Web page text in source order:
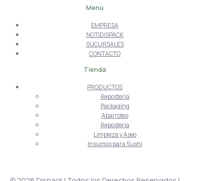
Menú
EMPRESA
NOTIDISPACK
SUCURSALES
CONTACTO
Tienda
PRODUCTOS
Repostería
Packaging
Abarrotes
Repostería
Limpieza y Aseo
Insumos para Sushi